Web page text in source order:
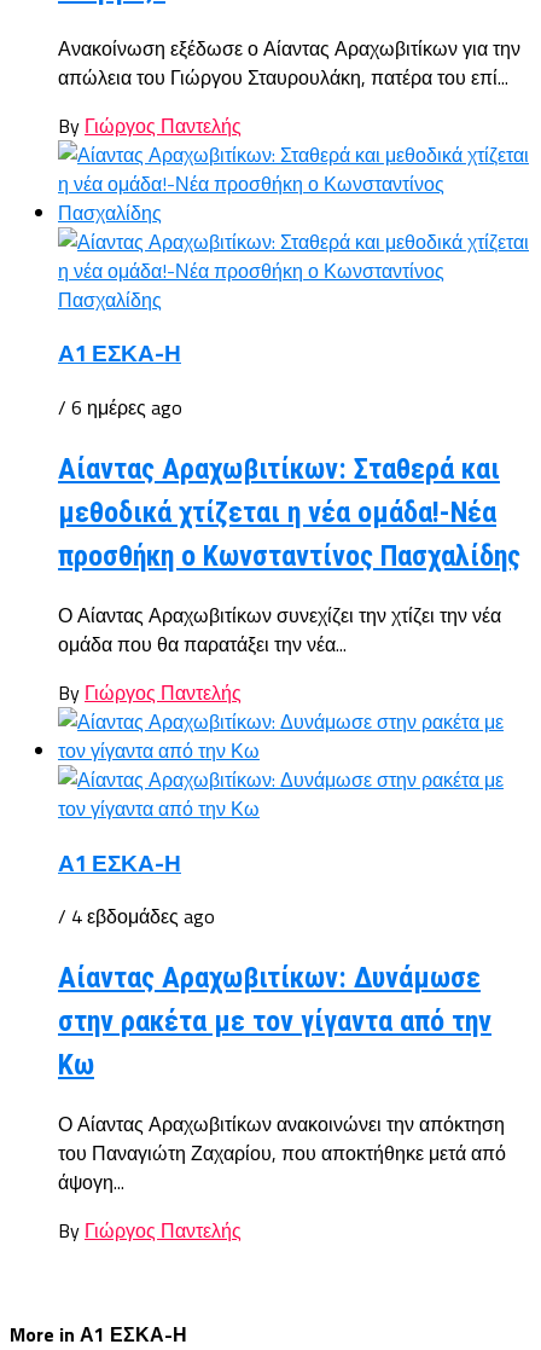
Ανακοίνωση εξέδωσε ο Αίαντας Αραχωβιτίκων για την
απώλεια του Γιώργου Σταυρουλάκη, πατέρα του επί...
By Γιώργος Παντελής
Α1 ΕΣΚΑ-Η
/ 6 ημέρες ago
Αίαντας Αραχωβιτίκων: Σταθερά και
μεθοδικά χτίζεται η νέα ομάδα!-Νέα
προσθήκη ο Κωνσταντίνος Πασχαλίδης
Ο Αίαντας Αραχωβιτίκων συνεχίζει την χτίζει την νέα
ομάδα που θα παρατάξει την νέα...
By Γιώργος Παντελής
Α1 ΕΣΚΑ-Η
/ 4 εβδομάδες ago
Αίαντας Αραχωβιτίκων: Δυνάμωσε
στην ρακέτα με τον γίγαντα από την
Κω
Ο Αίαντας Αραχωβιτίκων ανακοινώνει την απόκτηση
του Παναγιώτη Ζαχαρίου, που αποκτήθηκε μετά από
άψογη...
By Γιώργος Παντελής
More in Α1 ΕΣΚΑ-Η